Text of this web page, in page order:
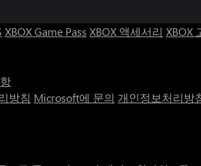
XBOX Game Pass XBOX 액세서리 XBOX
방침 Microsoft에 문의 개인정보처리방